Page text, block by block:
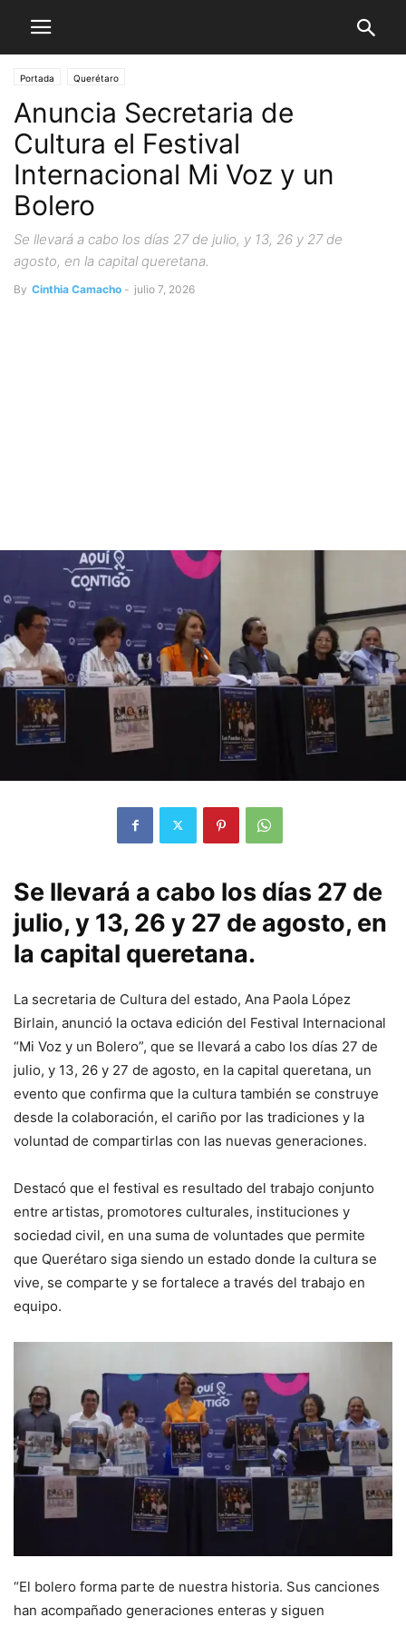
Portada Querétaro
Anuncia Secretaria de
Cultura el Festival
Internacional Mi Voz y un
Bolero
Se llevará a cabo los días 27 de julio, y 13, 26 y 27 de
agosto, en la capital queretana.
By Cinthia Camacho - julio 7, 2026
Se llevará a cabo los días 27 de
julio, y 13, 26 y 27 de agosto, en
la capital queretana.
La secretaria de Cultura del estado, Ana Paola López
Birlain, anunció la octava edición del Festival Internacional
“Mi Voz y un Bolero”, que se llevará a cabo los días 27 de
julio, y 13, 26 y 27 de agosto, en la capital queretana, un
evento que confirma que la cultura también se construye
desde la colaboración, el cariño por las tradiciones y la
voluntad de compartirlas con las nuevas generaciones.
Destacó que el festival es resultado del trabajo conjunto
entre artistas, promotores culturales, instituciones y
sociedad civil, en una suma de voluntades que permite
que Querétaro siga siendo un estado donde la cultura se
vive, se comparte y se fortalece a través del trabajo en
equipo.
“El bolero forma parte de nuestra historia. Sus canciones
han acompañado generaciones enteras y siguen